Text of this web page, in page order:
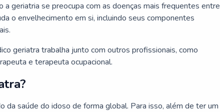
a geriatria se preocupa com as doenças mais frequentes entre
o envelhecimento em si, incluindo seus componentes
geriatra trabalha junto com outros profissionais, como
e terapeuta ocupacional.
da saúde do idoso de forma global. Para isso, além de ter um